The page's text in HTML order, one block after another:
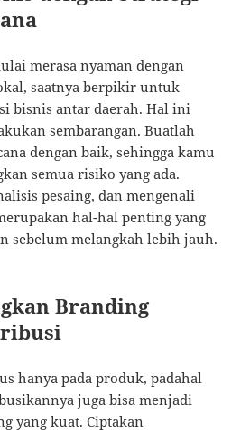
merasa nyaman dengan
saatnya berpikir untuk
bisnis antar daerah. Hal ini
sembarangan. Buatlah
dengan baik, sehingga kamu
semua risiko yang ada.
pesaing, dan mengenali
hal-hal penting yang
sebelum melangkah lebih jauh.
Branding
hanya pada produk, padahal
juga bisa menjadi
yang kuat. Ciptakan